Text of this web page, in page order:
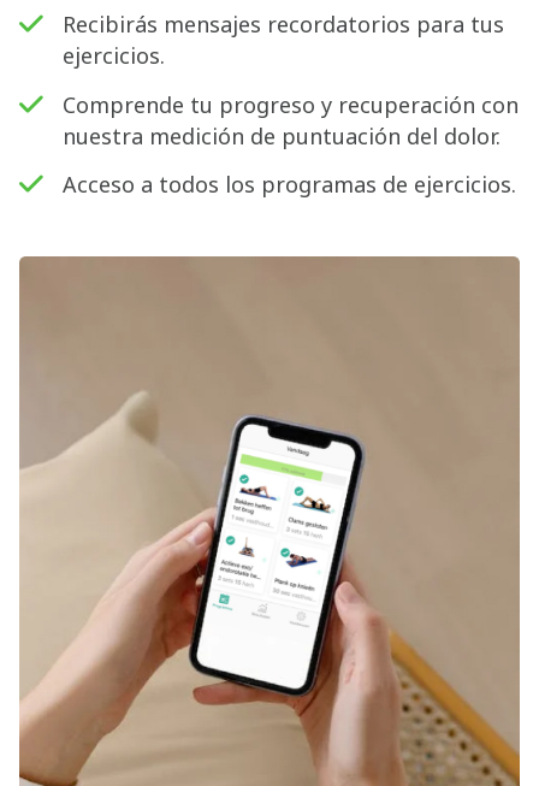
Recibirás mensajes recordatorios para tus
ejercicios.
Comprende tu progreso y recuperación con
nuestra medición de puntuación del dolor.
Acceso a todos los programas de ejercicios.